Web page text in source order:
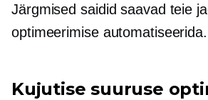
Järgmised saidid saavad teie
optimeerimise automatiseerida.
Kujutise suuruse